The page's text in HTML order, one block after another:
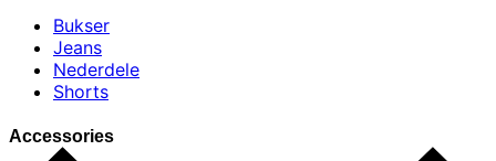
Bukser
Jeans
Nederdele
Shorts
Accessories